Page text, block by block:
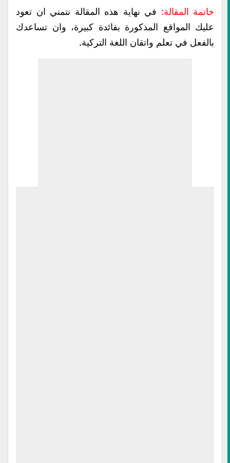
خاتمة المقالة: في نهاية هذه المقالة نتمني ان تعود
عليك المواقع المذكورة بفائدة كبيرة، وان تساعدك
بالفعل في تعلم واتقان اللغة التركية.